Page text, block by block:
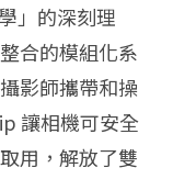
」的深刻理
合的模組化系
影師攜帶和操
讓相機可安全
用，解放了雙